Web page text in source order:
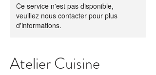
Ce service n'est pas disponible,
veuillez nous contacter pour plus
d'informations.
Atelier Cuisine